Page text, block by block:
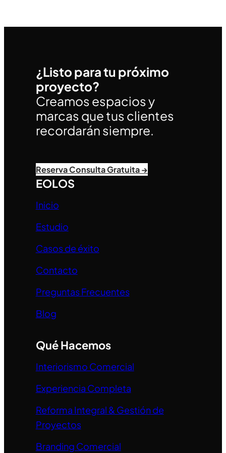
¿Listo para tu próximo
proyecto?
Creamos espacios y
marcas que tus clientes
recordarán siempre.
Reserva Consulta Gratuita →
EOLOS
Inicio
Estudio
Casos de éxito
Contacto
Preguntas Frecuentes
Blog
Qué Hacemos
Interiorismo Comercial
Experiencia Completa
Reforma Integral & Gestión de
Proyectos
Branding Comercial